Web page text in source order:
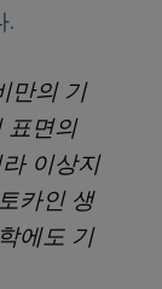
.
만의 기
표면의
이상지
카인 생
에도 기